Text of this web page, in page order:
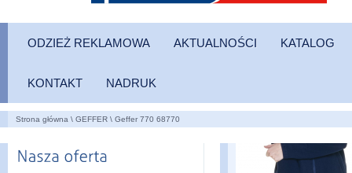
ODZIEŻ REKLAMOWA AKTUALNOŚCI KATALOG
KONTAKT NADRUK
Strona główna \ GEFFER \ Geffer 770 68770